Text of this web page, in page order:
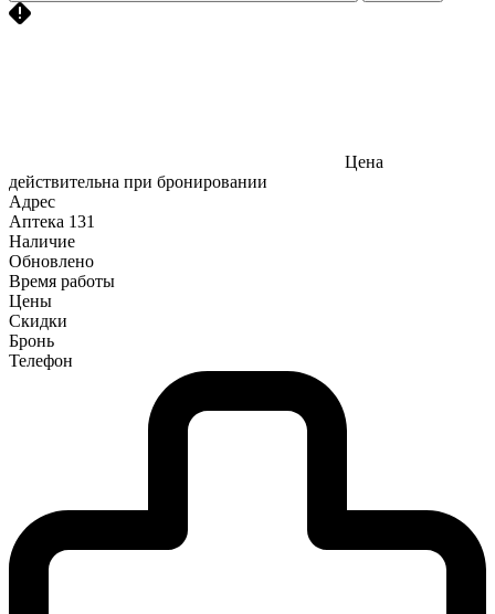
Цена
действительна при бронировании
Адрес
Аптека 131
Наличие
Обновлено
Время работы
Цены
Скидки
Бронь
Телефон